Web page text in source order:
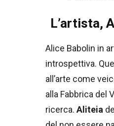
L’artista,
Alice Babolin in
introspettiva.
all’arte come
alla Fabbrica del
ricerca. Aliteia